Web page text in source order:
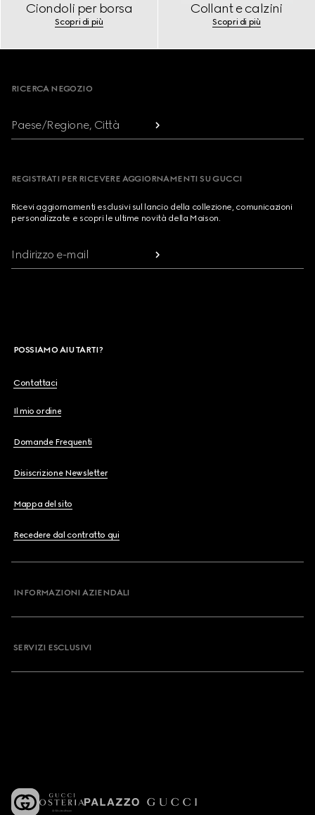
Ciondoli per borsa
Scopri di più
Collant e calzini
Scopri di più
Footer
RICERCA NEGOZIO
Paese/Regione, Città
REGISTRATI PER RICEVERE AGGIORNAMENTI SU GUCCI
Ricevi aggiornamenti esclusivi sul lancio della collezione, comunicazioni
personalizzate e scopri le ultime novità della Maison.
Indirizzo e-mail
POSSIAMO AIUTARTI?
Contattaci
Il mio ordine
Domande Frequenti
Disiscrizione Newsletter
Mappa del sito
Recedere dal contratto qui
INFORMAZIONI AZIENDALI
SERVIZI ESCLUSIVI